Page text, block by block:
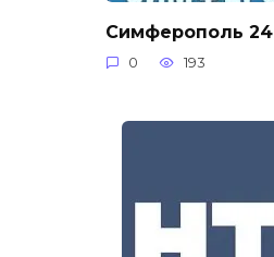
Симферополь 24
0 193